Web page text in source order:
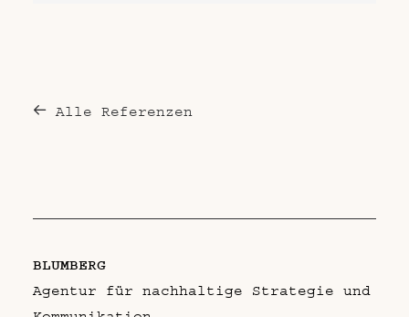
Alle Referenzen
BLUMBERG
Agentur für nachhaltige Strategie und